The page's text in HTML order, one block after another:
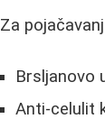
Za
Brsljanovo
Anti-celulit